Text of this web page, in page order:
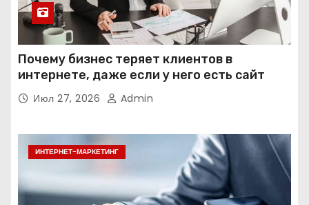
Почему бизнес теряет клиентов в
интернете, даже если у него есть сайт
Июл 27, 2026 Admin
ИНТЕРНЕТ-МАРКЕТИНГ